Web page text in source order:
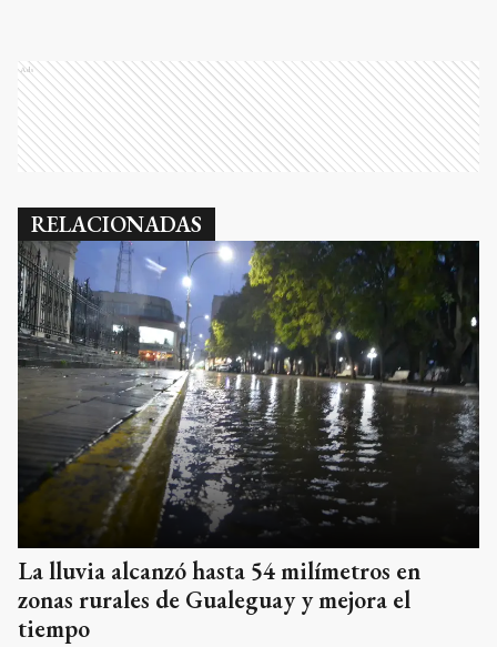
Ads
RELACIONADAS
La lluvia alcanzó hasta 54 milímetros en
zonas rurales de Gualeguay y mejora el
tiempo